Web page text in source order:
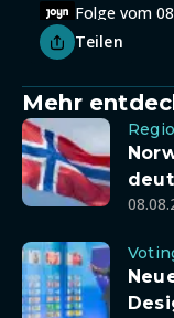
Folge vom
Teilen
Mehr